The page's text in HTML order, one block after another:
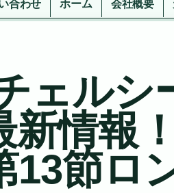
合わせ ホーム 会社概要
ェルシ
情報！
13節ロ